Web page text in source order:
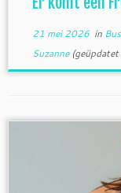
21 mei 2026in
Suzanne(geüpdatet